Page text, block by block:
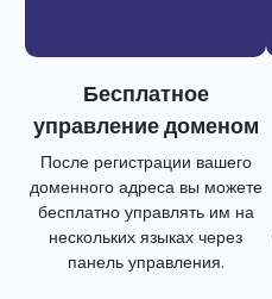
Бесплатное
управление доменом
После регистрации вашего
доменного адреса вы можете
бесплатно управлять им на
нескольких языках через
панель управления.